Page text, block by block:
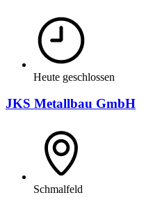
Heute geschlossen
JKS Metallbau GmbH
Schmalfeld